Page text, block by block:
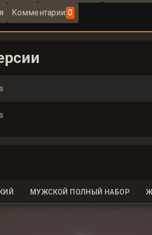
Комментарии 0
МУЖСКОЙ ПОЛНЫЙ НАБОР